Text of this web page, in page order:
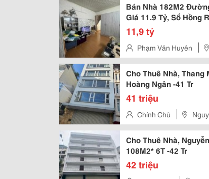
Bán Nhà 182M2
Giá 11.9 Tỷ, Sổ Hồng
11,9 tỷ
Phạm Văn Huyên
Cho Thuê Nhà, Thang
Hoàng Ngân -41 Tr
41 triệu
Chính Chủ
Cho Thuê Nhà,
108M2* 6T -42 Tr
42 triệu